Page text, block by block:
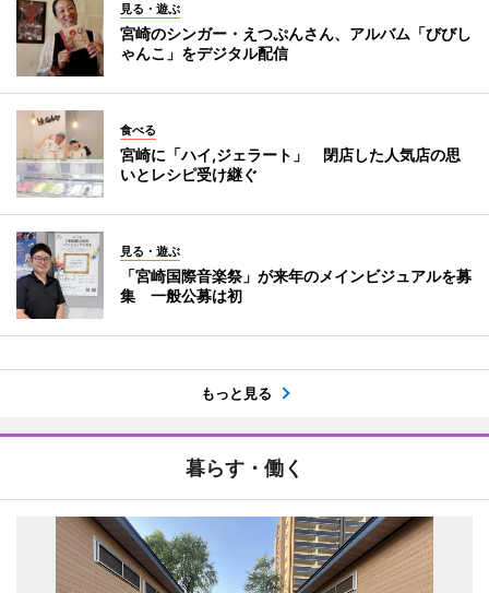
見る・遊ぶ
宮崎のシンガー・えつぷんさん、アルバム「びびし
ゃんこ」をデジタル配信
食べる
宮崎に「ハイ,ジェラート」 閉店した人気店の思
いとレシピ受け継ぐ
見る・遊ぶ
「宮崎国際音楽祭」が来年のメインビジュアルを募
集 一般公募は初
もっと見る
暮らす・働く